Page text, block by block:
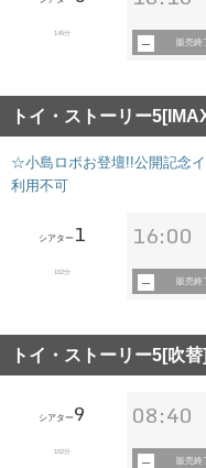
145分
販売終
トイ・ストーリー
☆小島ロボお登壇!!公開記念
利用不可
シアター 1
102分
16:00
販売終
トイ・ストーリー5[吹替]
シアター9
102分
08:40
販売終